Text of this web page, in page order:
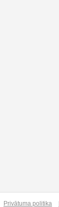
Privātuma politika